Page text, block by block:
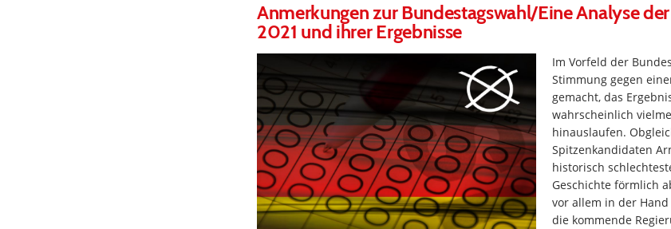
Anmerkungen zur Bundestagswahl/Eine Analyse
2021 und ihrer Ergebnisse
Im Vorfeld der
Stimmung gegen
gemacht, das
wahrscheinlich
hinauslaufen.
Spitzenkandidaten
historisch
Geschichte förmlich
vor allem in der
die kommende